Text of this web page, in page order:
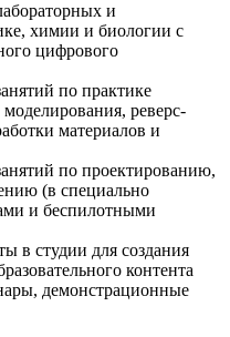
и
химии и биологии с
цифрового
по практике
реверс-
материалов и
по проектированию,
(в специально
и беспилотными
в студии для создания
контента
демонстрационные